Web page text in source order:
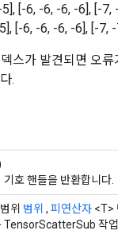
[-6, -6, -6, -6], [-7,
[-6, -6, -6, -6], [-7,
스가 발견되면 오
.
기호 핸들을 반환합니다.
위 범위 , 피연산자 <T>
TensorScatterSub 작업